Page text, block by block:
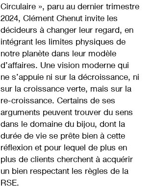
Circulaire », paru au dernier trimestre
2024, Clément Chenut invite les
décideurs à changer leur regard, en
intégrant les limites physiques de
notre planète dans leur modèle
d’affaires. Une vision moderne qui
ne s’appuie ni sur la décroissance, ni
sur la croissance verte, mais sur la
re-croissance. Certains de ses
arguments peuvent trouver du sens
dans le domaine du bijou, dont la
durée de vie se prête bien à cette
réflexion et pour lequel de plus en
plus de clients cherchent à acquérir
un bien respectant les règles de la
RSE.